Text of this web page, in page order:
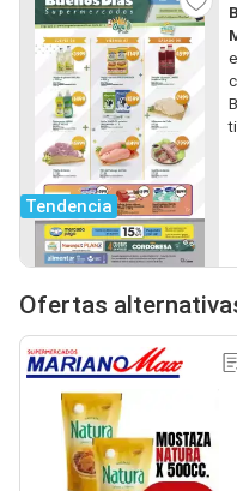
Tendencia
Ofertas